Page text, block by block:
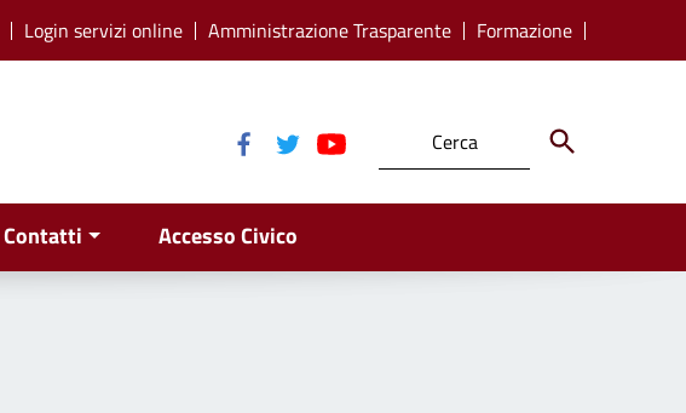
Login servizi online Amministrazione Trasparente Formazione
Contatti Accesso Civico